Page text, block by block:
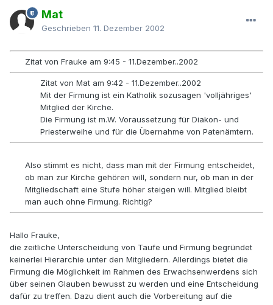
Mat
Geschrieben 11. Dezember 2002
Zitat von Frauke am 9:45 - 11.Dezember..2002
Zitat von Mat am 9:42 - 11.Dezember..2002
Mit der Firmung ist ein Katholik sozusagen 'volljähriges'
Mitglied der Kirche.
Die Firmung ist m.W. Voraussetzung für Diakon- und
Priesterweihe und für die Übernahme von Patenämtern.
Also stimmt es nicht, dass man mit der Firmung entscheidet,
ob man zur Kirche gehören will, sondern nur, ob man in der
Mitgliedschaft eine Stufe höher steigen will. Mitglied bleibt
man auch ohne Firmung. Richtig?
Hallo Frauke,
die zeitliche Unterscheidung von Taufe und Firmung begründet
keinerlei Hierarchie unter den Mitgliedern. Allerdings bietet die
Firmung die Möglichkeit im Rahmen des Erwachsenwerdens sich
über seinen Glauben bewusst zu werden und eine Entscheidung
dafür zu treffen. Dazu dient auch die Vorbereitung auf die